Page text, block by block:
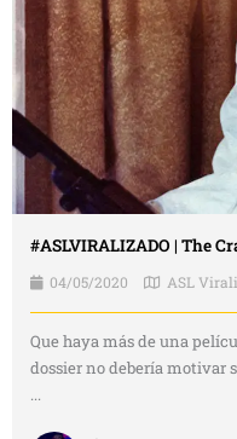
#ASLVIRALIZADO | The
04/05/2020 ASL
Que haya más de una
dossier no debería motivar
...